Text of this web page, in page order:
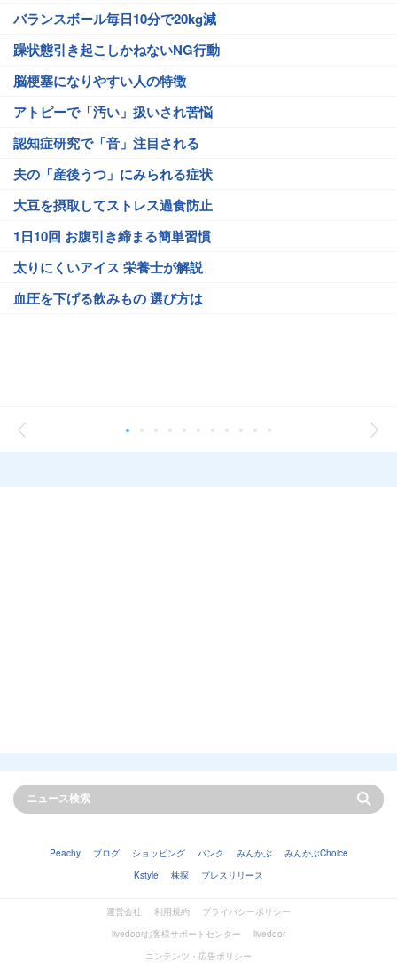
バランスボール毎日10分で20kg減
躁状態引き起こしかねないNG行動
脳梗塞になりやすい人の特徴
アトピーで「汚い」扱いされ苦悩
認知症研究で「音」注目される
夫の「産後うつ」にみられる症状
大豆を摂取してストレス過食防止
1日10回 お腹引き締まる簡単習慣
太りにくいアイス 栄養士が解説
血圧を下げる飲みもの 選び方は
Peachy ブログ ショッピング バンク みんかぶ
みんかぶChoice
Kstyle
株探 プレスリリース
運営会社 利用規約
プライバシーポリシー
livedoorお客様サポートセンター
livedoor
コンテンツ・広告ポリシー